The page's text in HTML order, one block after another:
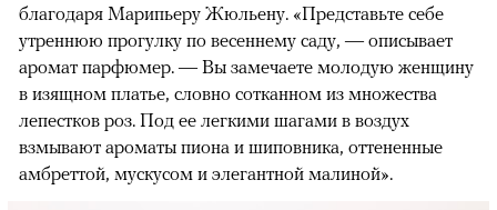
благодаря Марипьеру Жюльену. «Представьте себе
утреннюю прогулку по весеннему саду, — описывает
аромат парфюмер. — Вы замечаете молодую женщину
в изящном платье, словно сотканном из множества
лепестков роз. Под ее легкими шагами в воздух
взмывают ароматы пиона и шиповника, оттененные
амбреттой, мускусом и элегантной малиной».